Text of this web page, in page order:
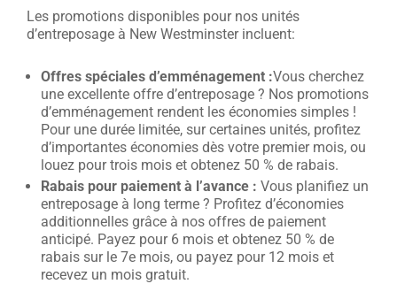
Les promotions disponibles pour nos unités
d’entreposage à New Westminster incluent:
Offres spéciales d’emménagement :Vous cherchez
une excellente offre d’entreposage ? Nos promotions
d’emménagement rendent les économies simples !
Pour une durée limitée, sur certaines unités, profitez
d’importantes économies dès votre premier mois, ou
louez pour trois mois et obtenez 50 % de rabais.
Rabais pour paiement à l’avance : Vous planifiez un
entreposage à long terme ? Profitez d’économies
additionnelles grâce à nos offres de paiement
anticipé. Payez pour 6 mois et obtenez 50 % de
rabais sur le 7e mois, ou payez pour 12 mois et
recevez un mois gratuit.